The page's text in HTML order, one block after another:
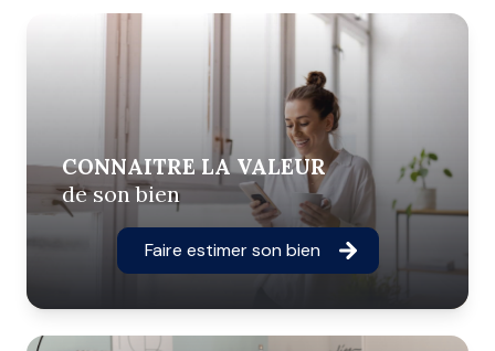
CONNAITRE LA VALEUR
de son bien
Faire estimer son bien